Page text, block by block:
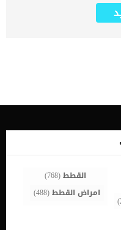
الكلب أو تقيؤ الكلب وستبدأ
ستسأل نفسك، ماهو سبب
الواضحة على الكلب،
الكلاب عرض طبيعي وغير
ان الكلب قد يقوم بالقئ
القطط(768)
امراض القطط(488)